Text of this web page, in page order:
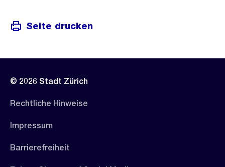
Seite drucken
© 2026 Stadt Zürich
Rechtliche Hinweise
Impressum
Barrierefreiheit